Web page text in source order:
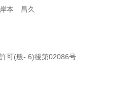
本 昌久
可(般- 6)後第02086号